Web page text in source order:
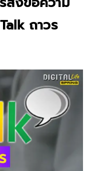
ถาวร